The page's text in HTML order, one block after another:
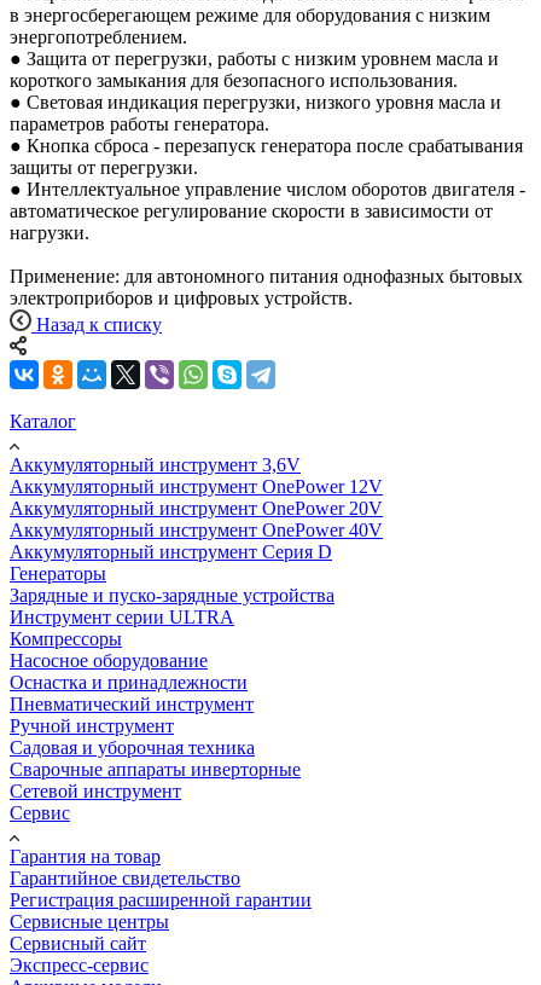
в энергосберегающем режиме для оборудования с низким
энергопотреблением.
● Защита от перегрузки, работы с низким уровнем масла и
короткого замыкания для безопасного использования.
● Световая индикация перегрузки, низкого уровня масла и
параметров работы генератора.
● Кнопка сброса - перезапуск генератора после срабатывания
защиты от перегрузки.
● Интеллектуальное управление числом оборотов двигателя -
автоматическое регулирование скорости в зависимости от
нагрузки.
Применение: для автономного питания однофазных бытовых
электроприборов и цифровых устройств.
Назад к списку
Каталог
Аккумуляторный инструмент 3,6V
Аккумуляторный инструмент OnePower 12V
Аккумуляторный инструмент OnePower 20V
Аккумуляторный инструмент OnePower 40V
Аккумуляторный инструмент Серия D
Генераторы
Зарядные и пуско-зарядные устройства
Инструмент серии ULTRA
Компрессоры
Насосное оборудование
Оснастка и принадлежности
Пневматический инструмент
Ручной инструмент
Садовая и уборочная техника
Сварочные аппараты инверторные
Сетевой инструмент
Сервис
Гарантия на товар
Гарантийное свидетельство
Регистрация расширенной гарантии
Сервисные центры
Сервисный сайт
Экспресс-сервис